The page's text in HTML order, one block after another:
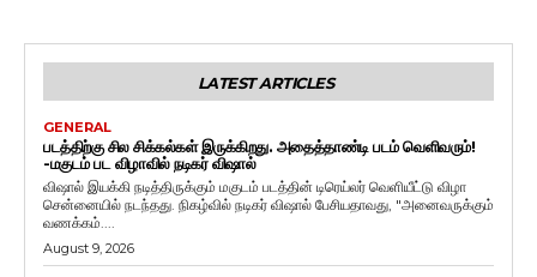
LATEST ARTICLES
GENERAL
படத்திற்கு சில சிக்கல்கள் இருக்கிறது. அதைத்தாண்டி படம் வெளிவரும்!
-மகுடம் பட விழாவில் நடிகர் விஷால்
விஷால் இயக்கி நடித்திருக்கும் மகுடம் படத்தின் டிரெய்லர் வெளியீட்டு விழா
சென்னையில் நடந்தது. நிகழ்வில் நடிகர் விஷால் பேசியதாவது, "அனைவருக்கும்
வணக்கம்....
August 9, 2026